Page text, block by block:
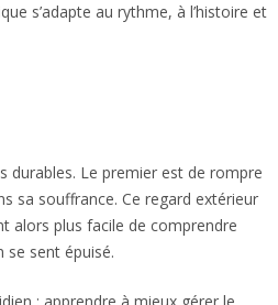
s’adapte au rythme, à l’histoire et
durables. Le premier est de rompre
sa souffrance. Ce regard extérieur
alors plus facile de comprendre
sent épuisé.